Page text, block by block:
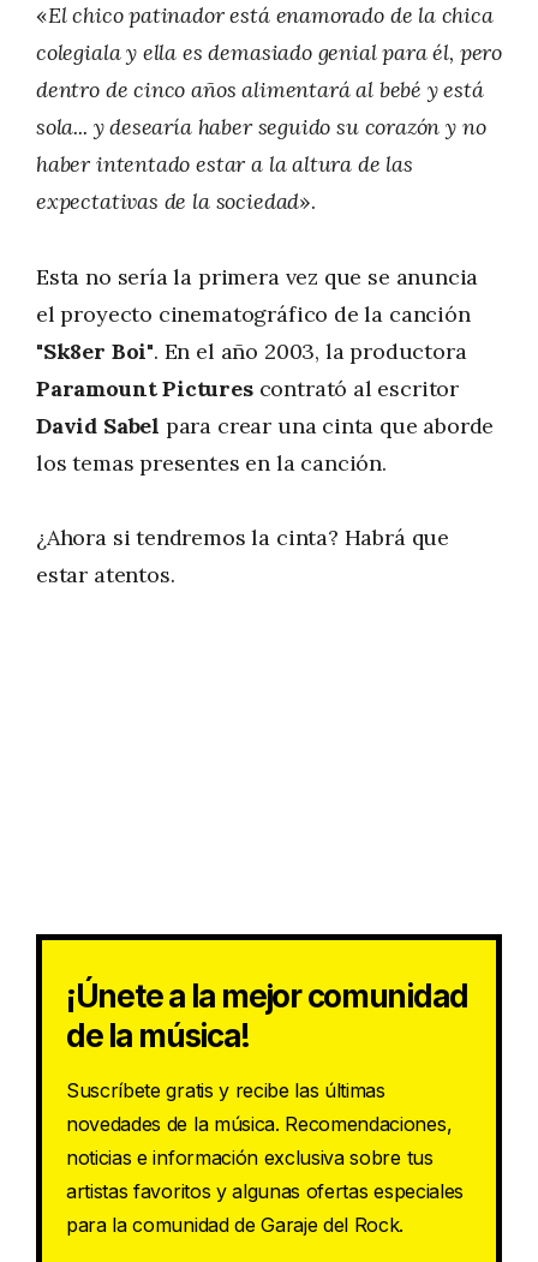
«El chico patinador está enamorado de la chica
colegiala y ella es demasiado genial para él, pero
dentro de cinco años alimentará al bebé y está
sola... y desearía haber seguido su corazón y no
haber intentado estar a la altura de las
expectativas de la sociedad».
Esta no sería la primera vez que se anuncia
el proyecto cinematográfico de la canción
"Sk8er Boi". En el año 2003, la productora
Paramount Pictures contrató al escritor
David Sabel para crear una cinta que aborde
los temas presentes en la canción.
¿Ahora si tendremos la cinta? Habrá que
estar atentos.
¡Únete a la mejor comunidad
de la música!
Suscríbete gratis y recibe las últimas
novedades de la música. Recomendaciones,
noticias e información exclusiva sobre tus
artistas favoritos y algunas ofertas especiales
para la comunidad de Garaje del Rock.